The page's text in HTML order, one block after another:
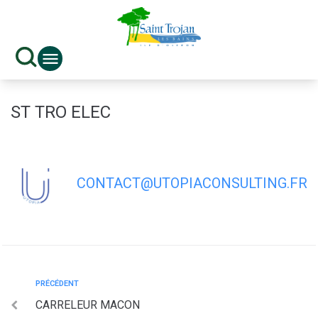
ST TRO ELEC
CONTACT@UTOPIACONSULTING.FR
PRÉCÉDENT
CARRELEUR MACON